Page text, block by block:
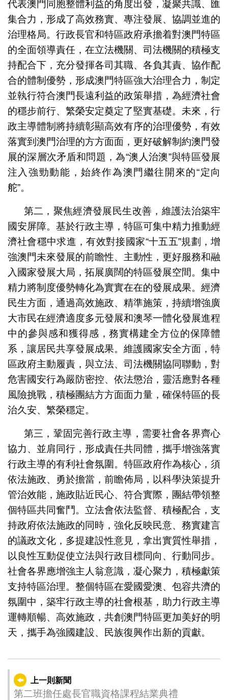
代表澳門同胞整體利益的角度出發，凝聚共識、匯
集合力，形成了高效務實、專注發展、協調並進的
治理格局。行政長官和特區政府承擔着對澳門特區
的全面領導責任，在立法機關、司法機關的積極支
持配合下，充分發揮各司其職、各負其責、協作配
合的體制優勢，形成澳門特區強大治理合力，制定
並執行符合澳門長遠利益的政策舉措，為經濟社會
的穩步前行、繁榮安定奠定了堅實基礎。未來，行
政主導體制將持續彰顯高效有序的治理優勢，有效
落實到澳門治理的方方面面，更好破解制約澳門發
展的深層次矛盾和問題，為“澳人治澳”與特區發展
注入強勁動能，始終作為澳門繼往開來的“定向
舵”。
第二，聚焦經濟發展民生改善，維護法治築牢
國安屏障。基於行政主導，特區可集中精力推動經
濟社會穩中求進，有效對接國家“十五五”規劃，增
強澳門未來發展的前瞻性、主動性，更好服務和融
入國家發展大局，拓展廣闊的特區發展空間。集中
精力將制度優勢轉化為實實在在的發展成果。經濟
民生方面，通過高效施政、精準施策，持續增強廣
大市民在經濟適度多元發展和澳琴一體化發展進程
中的參與感和獲得感，務實構建全方位的保障體
系，讓居民共享發展成果。維護國家安全方面，特
區政府主動履責，與立法、司法機關協同聯動，對
危害國安行為嚴防密控、依法懲治，靈活應對各種
風險挑戰，積極團結方方面面力量，確保特區的長
治久安、繁榮穩定。
第三，鞏固完善行政主導，需要社會各界齊心
協力、並肩同行，形成責任共同體，攜手增強落實
行政主導的有利社會氛圍。特區政府作為核心，須
依法施政、勇於擔當，前瞻佈局，以科學決策提升
管治效能，施政貼近民心、符合實際，團結帶領整
個特區共同奮鬥。立法會依法監督、積極配合，支
持政府依法施政的同時，強化反映民意、務實建言
的議政文化，多提建設性意見，拿出實質性舉措，
以良性互動促使立法與行政目標同向、行動同步。
社會各界應增強主人翁意識，凝心聚力，積極獻策
支持特區治理。整個特區在愛國愛澳、包容共濟的
氛圍中，築牢行政主導的社會根基，助力行政主導
運轉順暢、高效施政，共創澳門特區更加美好的明
天，攜手為強國建設、民族復興作出新的貢獻。
上一則新聞
第二班擔任處長官職資格課程結業典禮